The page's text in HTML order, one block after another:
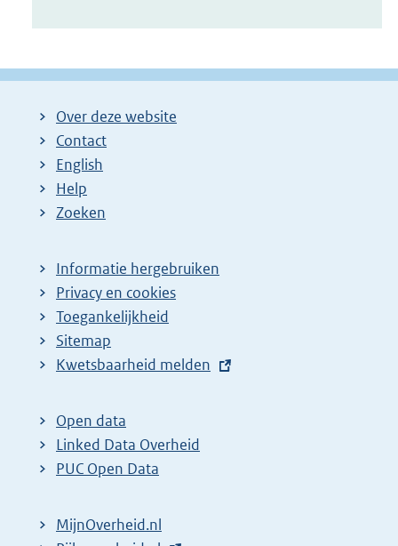
Over deze website
Contact
English
Help
Zoeken
Informatie hergebruiken
Privacy en cookies
Toegankelijkheid
Sitemap
E
t
e
r
l
Kwetsbaarheid melden
Open data
Linked Data Overheid
PUC Open Data
MijnOverheid.nl